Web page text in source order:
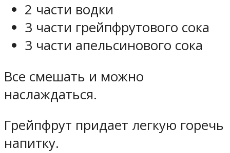
2 части водки
3 части грейпфрутового сока
3 части апельсинового сока
Все смешать и можно
наслаждаться.
Грейпфрут придает легкую горечь
напитку.